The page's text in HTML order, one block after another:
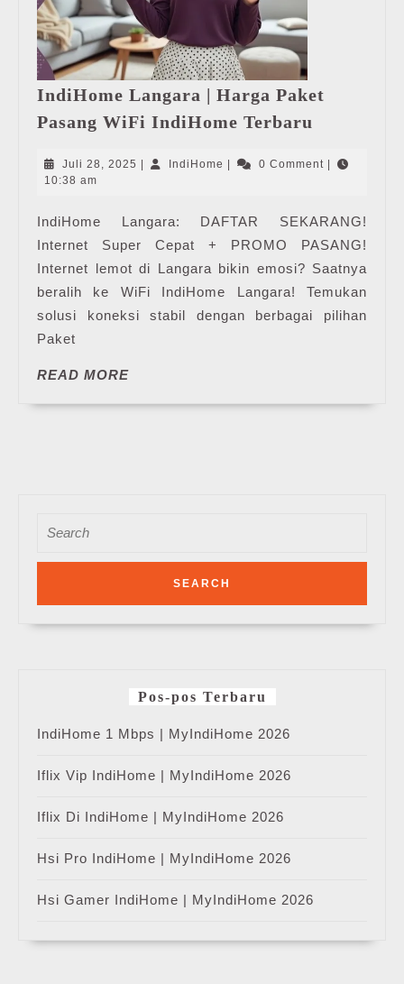
IndiHome Langara | Harga Paket
Pasang WiFi IndiHome Terbaru
|
Pasang
WiFi
IndiHome
Terbaru
Juli 28, 2025 Juli
| IndiHome IndiHome
| 0 Comment |
10:38 am
IndiHome Langara: DAFTAR SEKARANG!
Internet Super Cepat + PROMO PASANG!
Internet lemot di Langara bikin emosi? Saatnya
beralih ke WiFi IndiHome Langara! Temukan
solusi koneksi stabil dengan berbagai pilihan
Paket
READ MOREREAD
for:
Pos-pos Terbaru
IndiHome 1 Mbps | MyIndiHome 2026
Iflix Vip IndiHome | MyIndiHome 2026
Iflix Di IndiHome | MyIndiHome 2026
Hsi Pro IndiHome | MyIndiHome 2026
Hsi Gamer IndiHome | MyIndiHome 2026